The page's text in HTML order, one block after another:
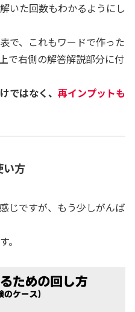
いた回数もわかるようにし
で、これもワードで作った
で右側の解答解説部分に付
ではなく、 再インプットも
い方
じですが、もう少しがんば
。